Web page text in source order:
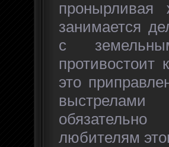
пронырливая
занимается
с
это
любителям